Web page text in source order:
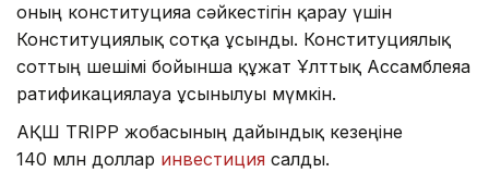
оның конституцияға сәйкестігін қарау үшін
Конституциялық сотқа ұсынды. Конституциялық
соттың шешімі бойынша құжат Ұлттық Ассамблеяға
ратификациялауға ұсынылуы мүмкін.
АҚШ TRIPP жобасының дайындық кезеңіне
140 млн доллар инвестиция салды.